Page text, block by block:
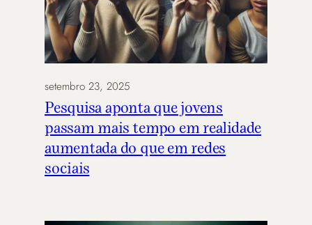
setembro 23, 2025
Pesquisa aponta que jovens
passam mais tempo em realidade
aumentada do que em redes
sociais